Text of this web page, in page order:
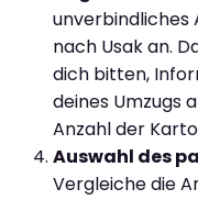
unverbindliches
nach Usak an.
dich bitten,
deines Umzugs
Anzahl der
Auswahl des
Vergleiche die